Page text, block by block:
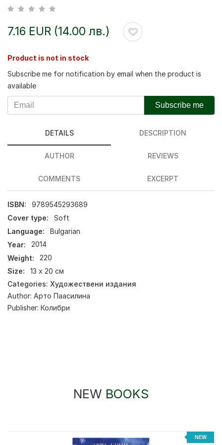
7.16 EUR (14.00 лв.)
Product is not in stock
Subscribe me for notification by email when the product is
available
Subscribe me
DETAILS DESCRIPTION
AUTHOR REVIEWS
COMMENTS EXCERPT
ISBN:
9789545293689
Cover type:
Soft
Language:
Bulgarian
Year:
2014
Weight:
220
Size:
13 х 20 см
Categories: Художествени издания
Author: Арто Паасилина
Publisher: Колибри
NEW BOOKS
NEW